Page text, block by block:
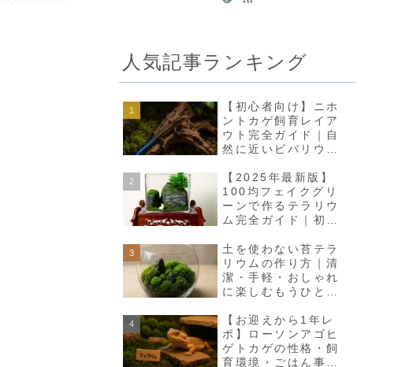
人気記事ランキング
【初心者向け】ニホ
ントカゲ飼育レイア
ウト完全ガイド｜自
然に近いビバリウム
ろう
【2025年最新版】
100均フェイクグリ
ーンで作るテラリウ
ム完全ガイド｜初心
リアに
土を使わない苔テラ
リウムの作り方｜清
潔・手軽・おしゃれ
に楽しむもうひとつ
【お迎えから1年レ
ポ】ローソンアゴヒ
ゲトカゲの性格・飼
育環境・ごはん事情